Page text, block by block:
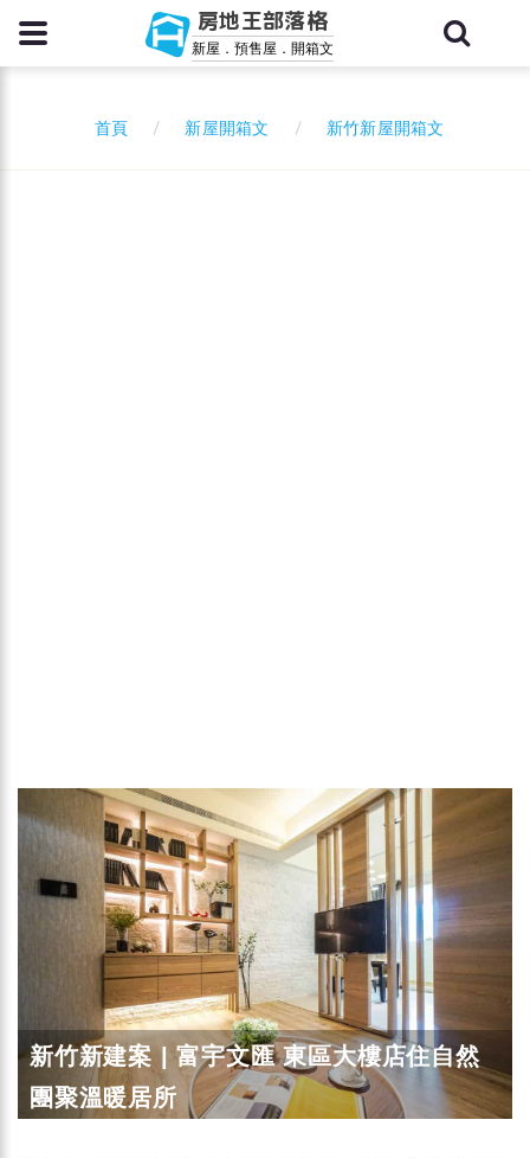
房地王部落格
新屋．預售屋．開箱文
首頁 新屋開箱文 新竹新屋開箱文
新竹新建案 | 富宇文匯 東區大樓店住自然
團聚溫暖居所